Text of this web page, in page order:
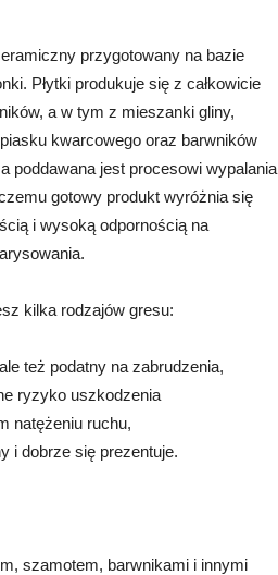
przygotowany na bazie
Płytki produkuje się z całkowicie
a w tym z mieszanki gliny,
kwarcowego oraz barwników
poddawana jest procesowi wypalania
gotowy produkt wyróżnia się
i wysoką odpornością na
kilka rodzajów gresu:
też podatny na zabrudzenia,
ryzyko uszkodzenia
natężeniu ruchu,
i dobrze się prezentuje.
szamotem, barwnikami i innymi